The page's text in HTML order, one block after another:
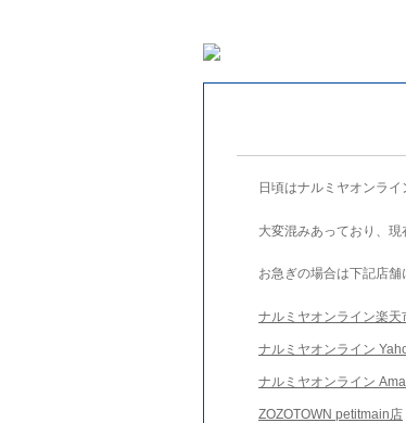
日頃はナルミヤオンラ
大変混みあっており、
お急ぎの場合は下記店舗
ナルミヤオンライン楽天
ナルミヤオンライン
ナルミヤオンライン
ZOZOTOWN petitmain店